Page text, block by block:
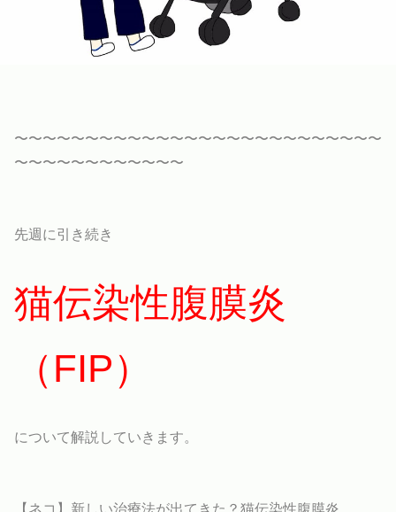
〜〜〜〜〜〜〜〜〜〜〜〜〜〜〜〜〜〜〜〜〜〜〜〜〜〜
〜〜〜〜〜〜〜〜〜〜〜〜
先週に引き続き
猫伝染性腹膜炎
（FIP）
について解説していきます。
【ネコ】新しい治療法が出てきた？猫伝染性腹膜炎